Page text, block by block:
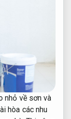
nhỏ về sơn và
hòa các nhu